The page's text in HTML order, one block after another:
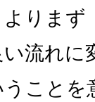
りまず
流れに
うことを